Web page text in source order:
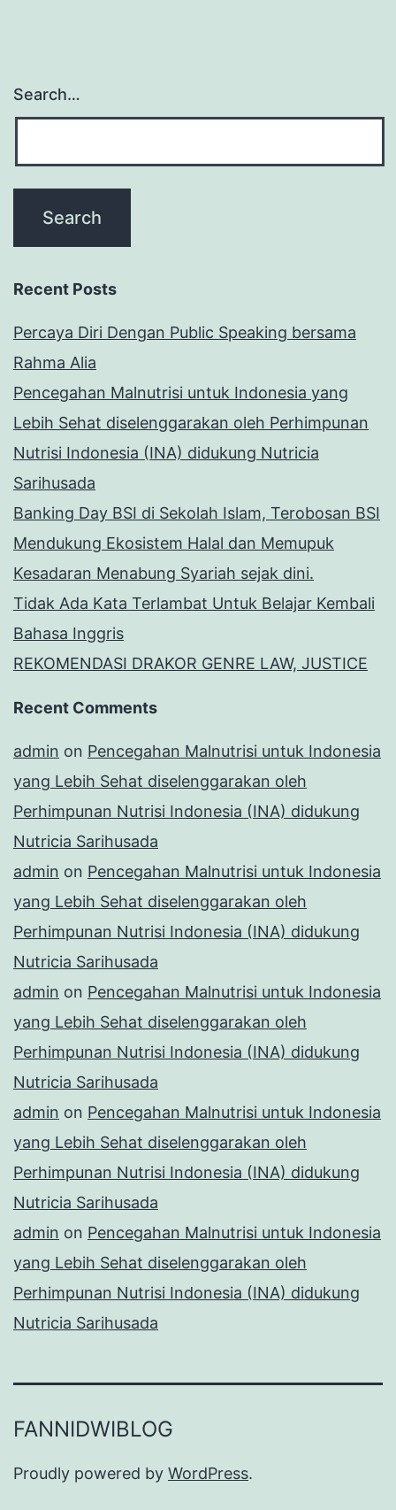
Search…
Recent Posts
Percaya Diri Dengan Public Speaking bersama
Rahma Alia
Pencegahan Malnutrisi untuk Indonesia yang
Lebih Sehat diselenggarakan oleh Perhimpunan
Nutrisi Indonesia (INA) didukung Nutricia
Sarihusada
Banking Day BSI di Sekolah Islam, Terobosan BSI
Mendukung Ekosistem Halal dan Memupuk
Kesadaran Menabung Syariah sejak dini.
Tidak Ada Kata Terlambat Untuk Belajar Kembali
Bahasa Inggris
REKOMENDASI DRAKOR GENRE LAW, JUSTICE
Recent Comments
admin on Pencegahan Malnutrisi untuk Indonesia
yang Lebih Sehat diselenggarakan oleh
Perhimpunan Nutrisi Indonesia (INA) didukung
Nutricia Sarihusada
admin on Pencegahan Malnutrisi untuk Indonesia
yang Lebih Sehat diselenggarakan oleh
Perhimpunan Nutrisi Indonesia (INA) didukung
Nutricia Sarihusada
admin on Pencegahan Malnutrisi untuk Indonesia
yang Lebih Sehat diselenggarakan oleh
Perhimpunan Nutrisi Indonesia (INA) didukung
Nutricia Sarihusada
admin on Pencegahan Malnutrisi untuk Indonesia
yang Lebih Sehat diselenggarakan oleh
Perhimpunan Nutrisi Indonesia (INA) didukung
Nutricia Sarihusada
admin on Pencegahan Malnutrisi untuk Indonesia
yang Lebih Sehat diselenggarakan oleh
Perhimpunan Nutrisi Indonesia (INA) didukung
Nutricia Sarihusada
FANNIDWIBLOG
Proudly powered by WordPress.